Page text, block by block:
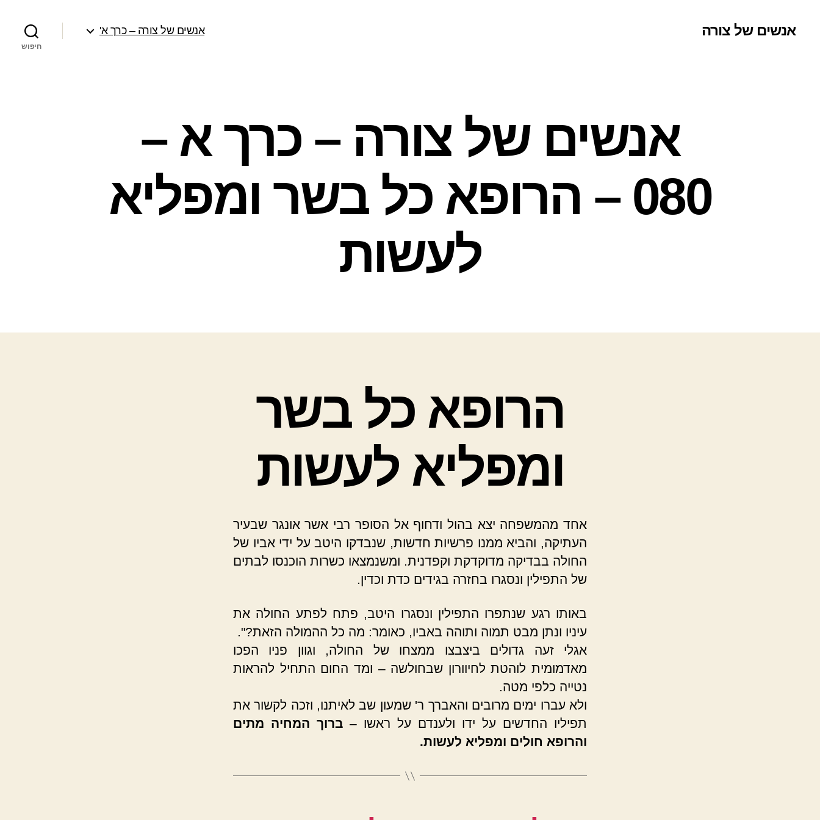
אנשים של צורה אנשים של צורה – כרך א'
חיפוש
אנשים של צורה – כרך א –
080 – הרופא כל בשר ומפליא
לעשות
הרופא כל בשר
ומפליא לעשות
אחד מהמשפחה יצא בהול ודחוף אל הסופר רבי אשר אונגר שבעיר
העתיקה, והביא ממנו פרשיות חדשות, שנבדקו היטב על ידי אביו של
החולה בבדיקה מדוקדקת וקפדנית. ומשנמצאו כשרות הוכנסו לבתים
של התפילין ונסגרו בחזרה בגידים כדת וכדין.
באותו רגע שנתפרו התפילין ונסגרו היטב, פתח לפתע החולה את
עיניו ונתן מבט תמוה ותוהה באביו, כאומר: מה כל ההמולה הזאת?".
אגלי זעה גדולים ביצבצו ממצחו של החולה, וגוון פניו הפכו
מאדמומית לוהטת לחיוורון שבחולשה – ומד החום התחיל להראות
נטייה כלפי מטה.
ולא עברו ימים מרובים והאברך ר' שמעון שב לאיתנו, וזכה לקשור את
תפיליו החדשים על ידו ולענדם על ראשו – ברוך המחיה מתים
והרופא חולים ומפליא לעשות.